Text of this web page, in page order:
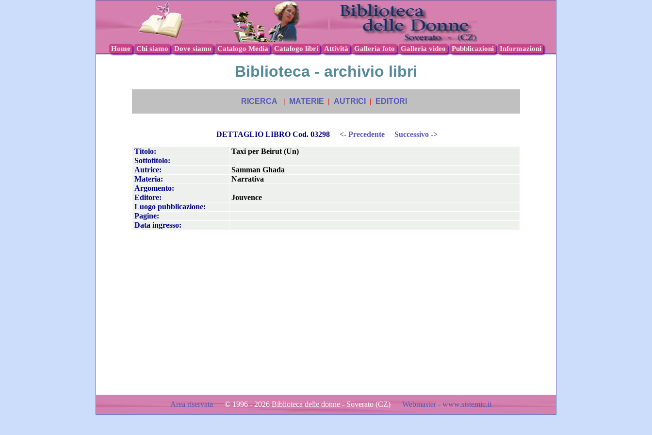
Home Chi siamo Dove siamo Catalogo Media Catalogo libri Attività Galleria foto Galleria video Pubblicazioni Informazioni
Biblioteca - archivio libri
RICERCA | MATERIE | AUTRICI | EDITORI
DETTAGLIO LIBRO Cod. 03298 <- Precedente Successivo ->
Titolo:
Taxi per Beirut (Un)
Sottotitolo:
Autrice:
Samman Ghada
Materia:
Narrativa
Argomento:
Editore:
Jouvence
Luogo pubblicazione:
Pagine:
Data ingresso:
Area riservata© 1996 - 2026 Biblioteca delle donne - Soverato (CZ) Webmaster - www.sistemic.it